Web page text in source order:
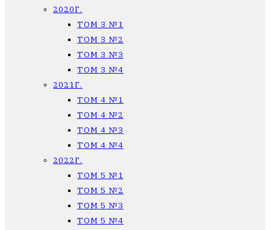
2020Г.
ТОМ 3 №1
ТОМ 3 №2
ТОМ 3 №3
ТОМ 3 №4
2021Г.
ТОМ 4 №1
ТОМ 4 №2
ТОМ 4 №3
ТОМ 4 №4
2022Г.
ТОМ 5 №1
ТОМ 5 №2
ТОМ 5 №3
ТОМ 5 №4